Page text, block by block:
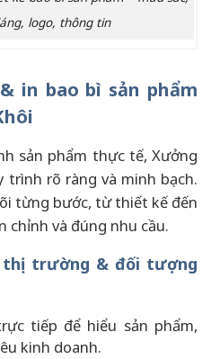
logo, thông tin
in bao bì sản phẩm
sản phẩm thực tế, Xưởng
trình rõ ràng và minh bạch.
từng bước, từ thiết kế đến
chỉnh và đúng nhu cầu.
thị trường & đối tượng
tiếp để hiểu sản phẩm,
kinh doanh.